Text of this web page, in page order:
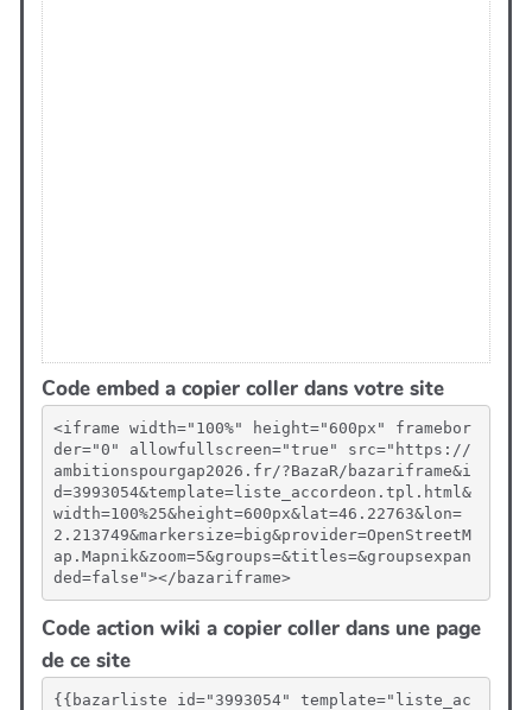
Code embed a copier coller dans votre site
<iframe width="100%" height="600px" framebor
der="0" allowfullscreen="true" src="https://
ambitionspourgap2026.fr/?BazaR/bazariframe&i
d=3993054&template=liste_accordeon.tpl.html&
width=100%25&height=600px&lat=46.22763&lon=
2.213749&markersize=big&provider=OpenStreetM
ap.Mapnik&zoom=5&groups=&titles=&groupsexpan
ded=false"></bazariframe>
Code action wiki a copier coller dans une page
de ce site
{{bazarliste id="3993054" template="liste_ac